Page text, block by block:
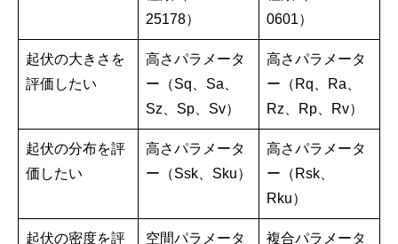
25178）
0601）
起伏の大きさを
評価したい
高さパラメータ
ー（Sq、Sa、
Sz、Sp、Sv）
高さパラメータ
ー（Rq、Ra、
Rz、Rp、Rv）
起伏の分布を評
価したい
高さパラメータ
ー（Ssk、Sku）
高さパラメータ
ー（Rsk、
Rku）
起伏の密度を評
空間パラメータ
複合パラメータ